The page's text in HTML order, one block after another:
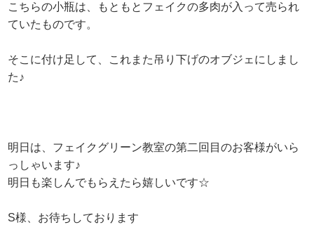
こちらの小瓶は、もともとフェイクの多肉が入って売られ
ていたものです。
そこに付け足して、これまた吊り下げのオブジェにしまし
た♪
明日は、フェイクグリーン教室の第二回目のお客様がいら
っしゃいます♪
明日も楽しんでもらえたら嬉しいです☆
S様、お待ちしております